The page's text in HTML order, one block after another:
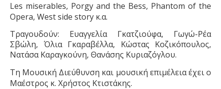
Les miserables, Porgy and the Bess, Phantom of the
Opera, West side story κ.α.
Τραγουδούν: Ευαγγελία Γκατζιούφα, Γωγώ-Ρέα
Σβώλη, Όλια Γκαραβέλλα, Κώστας Κοζικόπουλος,
Νατάσα Καραγκούνη, Θανάσης Κυριαζόγλου.
Τη Μουσική Διεύθυνση και μουσική επιμέλεια έχει ο
Μαέστρος κ. Χρήστος Κτιστάκης.